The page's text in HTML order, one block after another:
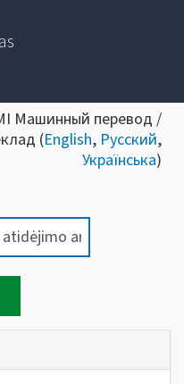
Машинный перевод /
(English, Русский,
Українська)